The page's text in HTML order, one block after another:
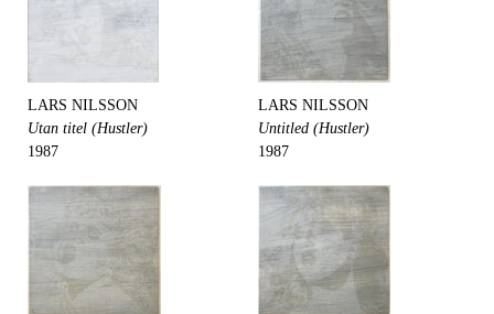
LARS NILSSON
Utan titel (Hustler)
1987
LARS NILSSON
Untitled (Hustler)
1987